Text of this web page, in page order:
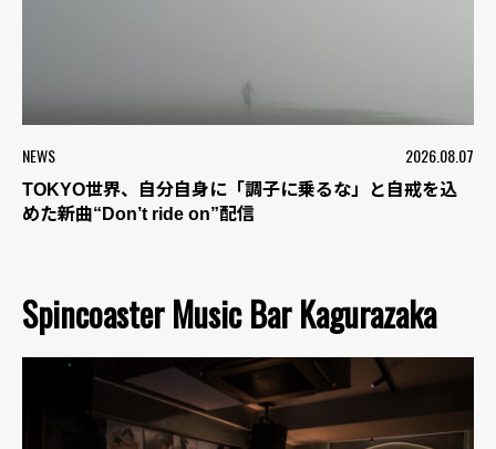
NEWS 2026.08.07
TOKYO世界、自分自身に「調子に乗るな」と自戒を込
めた新曲“Don’t ride on”配信
Spincoaster Music Bar Kagurazaka